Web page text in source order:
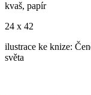
kvaš, papír
24 x 42
ilustrace ke knize:
světa